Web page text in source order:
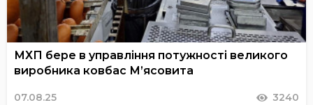
МХП бере в управління потужності великого
виробника ковбас М’ясовита
07.08.25 3240